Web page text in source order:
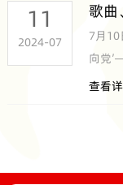
11
2024-07
7月
向党
进徐福
查看